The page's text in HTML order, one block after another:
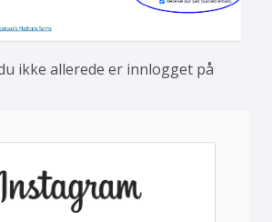
ikke allerede er innlogget på